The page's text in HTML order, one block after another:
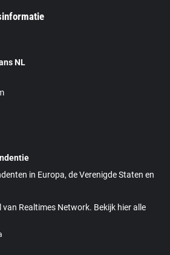
NL
in Europa, de Verenigde Staten en
van Realtimes Network. Bekijk hier alle